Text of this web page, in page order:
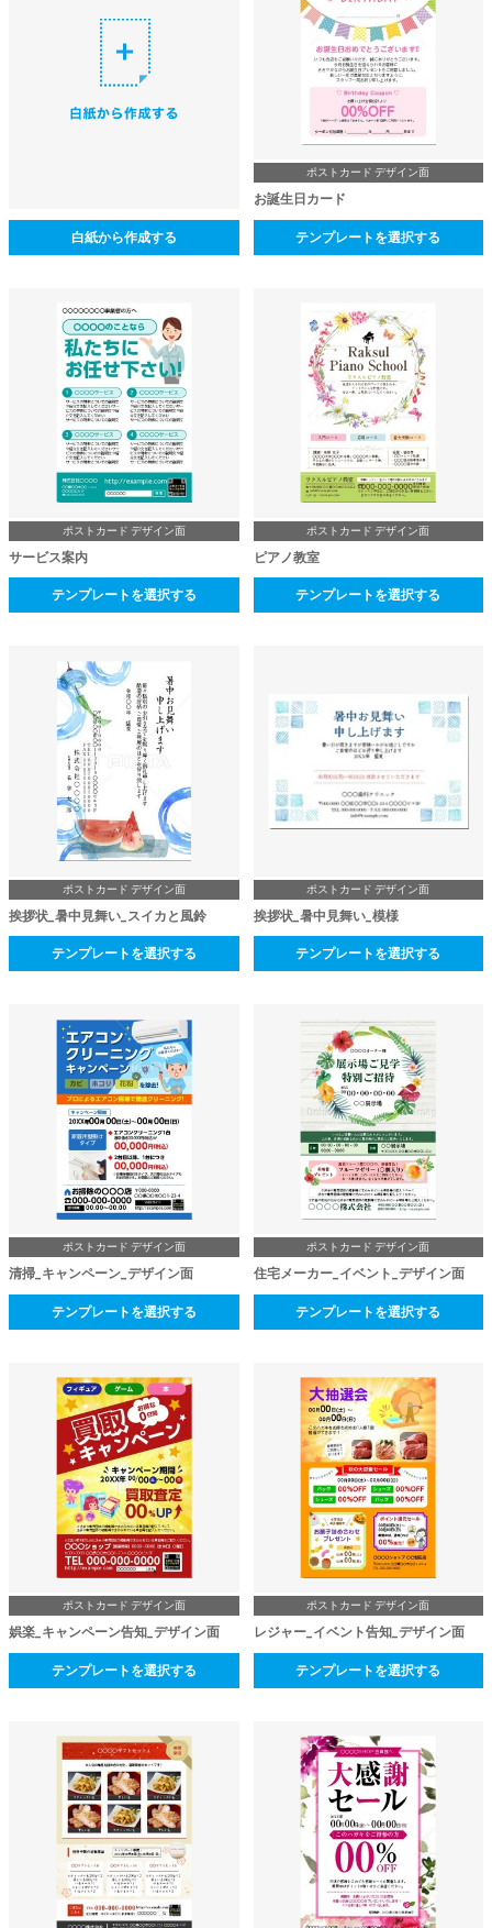
白紙から作成する
ポストカード デザイン面
お誕生日カード
テンプレートを選択する
ポストカード デザイン面
サービス案内
テンプレートを選択する
ポストカード デザイン面
ピアノ教室
テンプレートを選択する
ポストカード デザイン面
挨拶状_暑中見舞い_スイカと風鈴
テンプレートを選択する
ポストカード デザイン面
挨拶状_暑中見舞い_模様
テンプレートを選択する
ポストカード デザイン面
清掃_キャンペーン_デザイン面
テンプレートを選択する
ポストカード デザイン面
住宅メーカー_イベント_デザイン面
テンプレートを選択する
ポストカード デザイン面
娯楽_キャンペーン告知_デザイン面
テンプレートを選択する
ポストカード デザイン面
レジャー_イベント告知_デザイン面
テンプレートを選択する